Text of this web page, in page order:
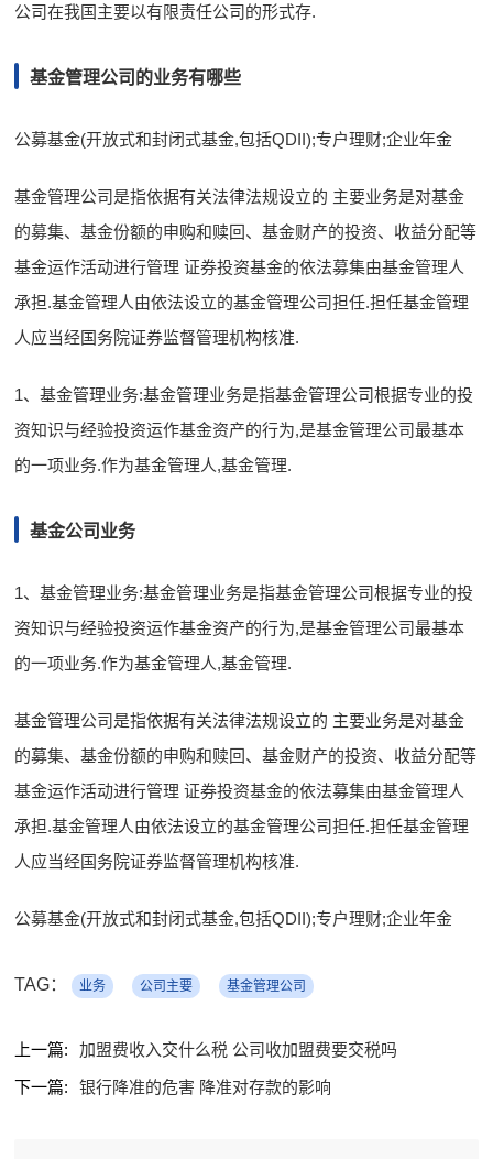
公司在我国主要以有限责任公司的形式存.
基金管理公司的业务有哪些
公募基金(开放式和封闭式基金,包括QDII);专户理财;企业年金
基金管理公司是指依据有关法律法规设立的 主要业务是对基金
的募集、基金份额的申购和赎回、基金财产的投资、收益分配等
基金运作活动进行管理 证券投资基金的依法募集由基金管理人
承担.基金管理人由依法设立的基金管理公司担任.担任基金管理
人应当经国务院证券监督管理机构核准.
1、基金管理业务:基金管理业务是指基金管理公司根据专业的投
资知识与经验投资运作基金资产的行为,是基金管理公司最基本
的一项业务.作为基金管理人,基金管理.
基金公司业务
1、基金管理业务:基金管理业务是指基金管理公司根据专业的投
资知识与经验投资运作基金资产的行为,是基金管理公司最基本
的一项业务.作为基金管理人,基金管理.
基金管理公司是指依据有关法律法规设立的 主要业务是对基金
的募集、基金份额的申购和赎回、基金财产的投资、收益分配等
基金运作活动进行管理 证券投资基金的依法募集由基金管理人
承担.基金管理人由依法设立的基金管理公司担任.担任基金管理
人应当经国务院证券监督管理机构核准.
公募基金(开放式和封闭式基金,包括QDII);专户理财;企业年金
TAG： 业务 公司主要 基金管理公司
上一篇:
加盟费收入交什么税 公司收加盟费要交税吗
下一篇:
银行降准的危害 降准对存款的影响